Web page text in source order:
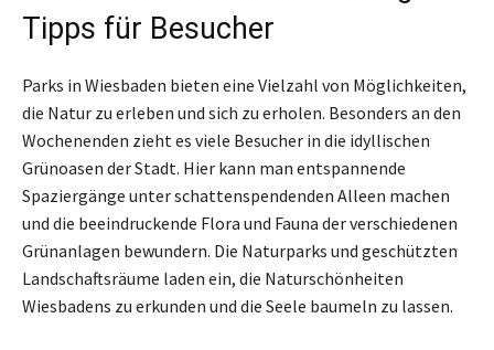
Tipps für Besucher
Parks in Wiesbaden bieten eine Vielzahl von Möglichkeiten,
die Natur zu erleben und sich zu erholen. Besonders an den
Wochenenden zieht es viele Besucher in die idyllischen
Grünoasen der Stadt. Hier kann man entspannende
Spaziergänge unter schattenspendenden Alleen machen
und die beeindruckende Flora und Fauna der verschiedenen
Grünanlagen bewundern. Die Naturparks und geschützten
Landschaftsräume laden ein, die Naturschönheiten
Wiesbadens zu erkunden und die Seele baumeln zu lassen.